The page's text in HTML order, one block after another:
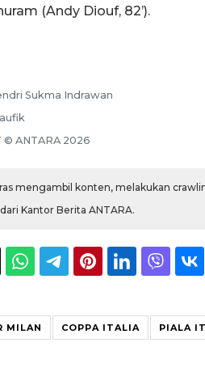
(Andy Diouf, 82’).
Sukma Indrawan
© ANTARA 2026
mengambil konten, melakukan
Kantor Berita ANTARA.
MILAN COPPA ITALIA PIALA